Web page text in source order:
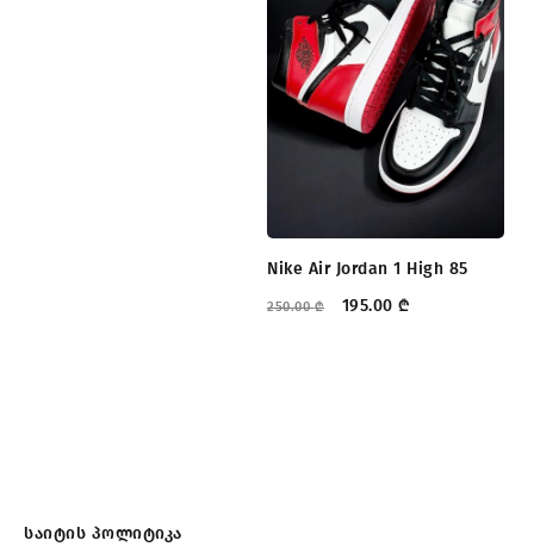
Nike Air Jordan 1 High 85
250.00₾ 195.00 ₾
საიტის პოლიტიკა